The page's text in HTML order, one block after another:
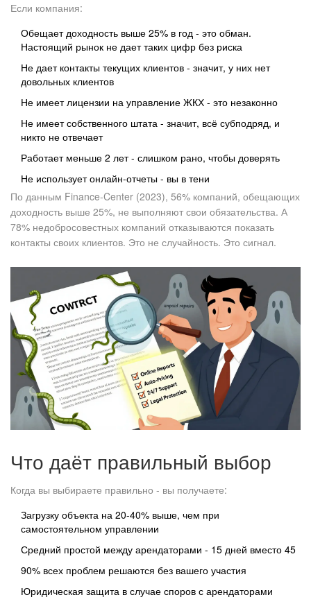
Если компания:
Обещает доходность выше 25% в год - это обман.
Настоящий рынок не дает таких цифр без риска
Не дает контакты текущих клиентов - значит, у них нет
довольных клиентов
Не имеет лицензии на управление ЖКХ - это незаконно
Не имеет собственного штата - значит, всё субподряд, и
никто не отвечает
Работает меньше 2 лет - слишком рано, чтобы доверять
Не использует онлайн-отчеты - вы в тени
По данным Finance-Center (2023), 56% компаний, обещающих
доходность выше 25%, не выполняют свои обязательства. А
78% недобросовестных компаний отказываются показать
контакты своих клиентов. Это не случайность. Это сигнал.
Что даёт правильный выбор
Когда вы выбираете правильно - вы получаете:
Загрузку объекта на 20-40% выше, чем при
самостоятельном управлении
Средний простой между арендаторами - 15 дней вместо 45
90% всех проблем решаются без вашего участия
Юридическая защита в случае споров с арендаторами